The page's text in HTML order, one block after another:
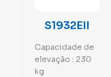
S1932EII
Capacidade de
elevação : 230
kg